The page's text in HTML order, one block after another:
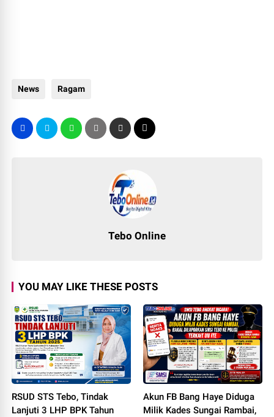
News Ragam
Tebo Online
YOU MAY LIKE THESE POSTS
RSUD STS Tebo, Tindak
Lanjuti 3 LHP BPK Tahun
Akun FB Bang Haye Diduga
Milik Kades Sungai Rambai,